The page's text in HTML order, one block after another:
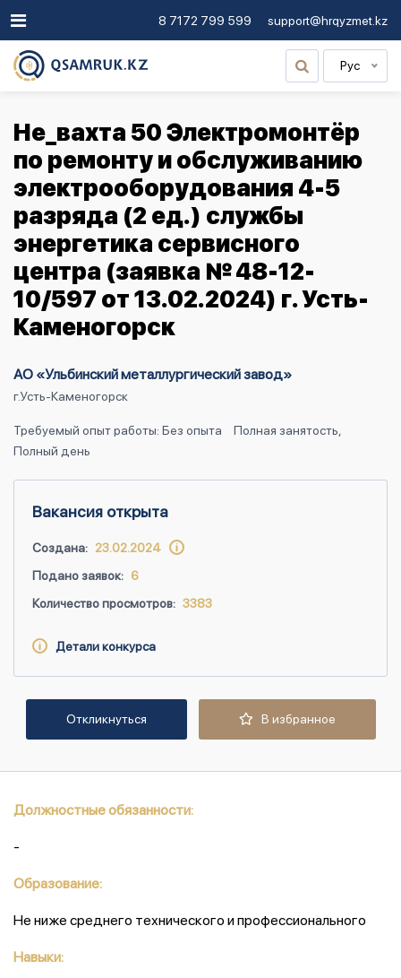
8 7172 799 599 support@hrqyzmet.kz
Рус
Не_вахта 50 Электромонтёр
по ремонту и обслуживанию
электрооборудования 4-5
разряда (2 ед.) службы
энергетика сервисного
центра (заявка № 48-12-
10/597 от 13.02.2024) г. Усть-
Каменогорск
АО «Ульбинский металлургический завод»
г.Усть-Каменогорск
Требуемый опыт работы: Без опыта
Полная занятость,
Полный день
Вакансия открыта
Создана: 23.02.2024
Подано заявок: 6
Количество просмотров: 3383
Детали конкурса
Откликнуться В избранное
Должностные обязанности:
-
Образование:
Не ниже среднего технического и профессионального
Навыки: